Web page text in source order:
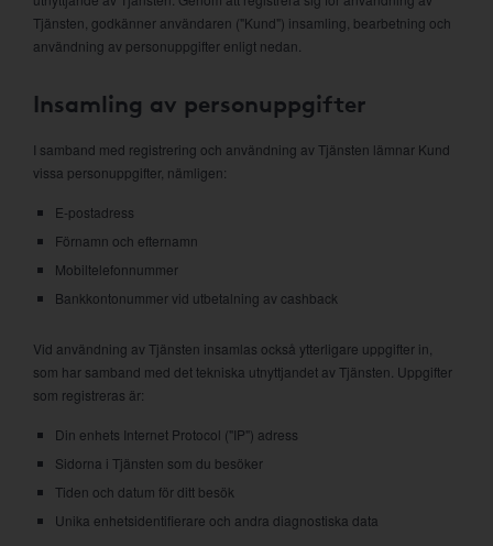
Tjänsten, godkänner användaren ("Kund") insamling, bearbetning och
användning av personuppgifter enligt nedan.
Insamling av personuppgifter
I samband med registrering och användning av Tjänsten lämnar Kund
vissa personuppgifter, nämligen:
E-postadress
Förnamn och efternamn
Mobiltelefonnummer
Bankkontonummer vid utbetalning av cashback
Vid användning av Tjänsten insamlas också ytterligare uppgifter in,
som har samband med det tekniska utnyttjandet av Tjänsten. Uppgifter
som registreras är:
Din enhets Internet Protocol ("IP") adress
Sidorna i Tjänsten som du besöker
Tiden och datum för ditt besök
Unika enhetsidentifierare och andra diagnostiska data